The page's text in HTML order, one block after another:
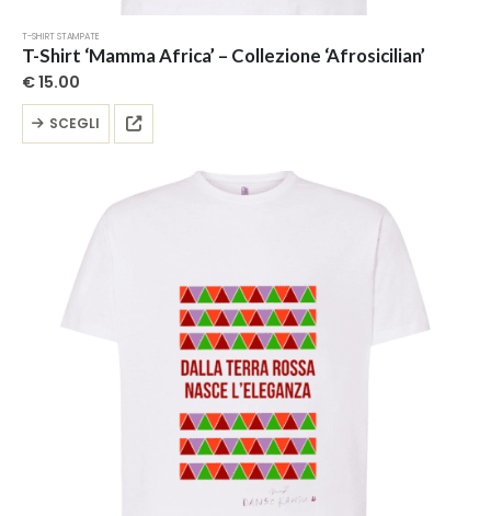
T-SHIRT STAMPATE
T-Shirt ‘Mamma Africa’ – Collezione ‘Afrosicilian’
€15.00
SCEGLI
Questo
possono
essere
scelte